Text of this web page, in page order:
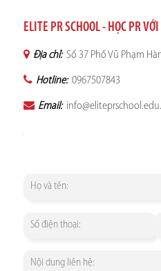
ELITE PR SCHOOL - HỌC PR
Địa chỉ: Số 37 Phố Vũ Phạm
Hotline: 0967507843
Email: